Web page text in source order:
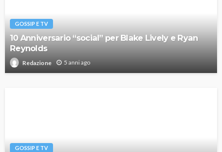
GOSSIP E TV
10 Anniversario “social” per Blake Lively e Ryan
Reynolds
Redazione 5 anni ago
GOSSIP E TV